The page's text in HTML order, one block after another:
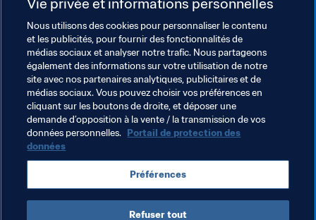
América ou les qualifications pour la Coupe du Monde.
C’est la voie que nous devons suivre aujourd’hui. »
Thèmes en lien
FIFA Forward Développement des talents
Organisation Chile CONMEBOL
Nous utilisons des cookies pour personnaliser le contenu
et les publicités, pour fournir des fonctionnalités de
médias sociaux et analyser notre trafic. Nous partageons
également des informations sur votre utilisation de notre
site avec nos partenaires analytiques, publicitaires et de
médias sociaux. Vous pouvez choisir vos préférences en
cliquant sur les boutons de droite, et déposer une
demande d’opposition à la vente / la transmission de vos
données personnelles. Portail de protection des
données
Préférences
Refuser tout